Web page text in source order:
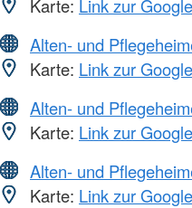
Karte: Link zur
Alten- und
Karte: Link zur
Alten- und
Karte: Link zur
Alten- und
Karte: Link zur